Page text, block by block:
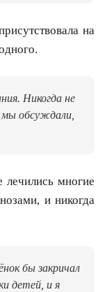
на
Никогда не
мы обсуждали,
многие
и никогда
бы закричал
детей, и я